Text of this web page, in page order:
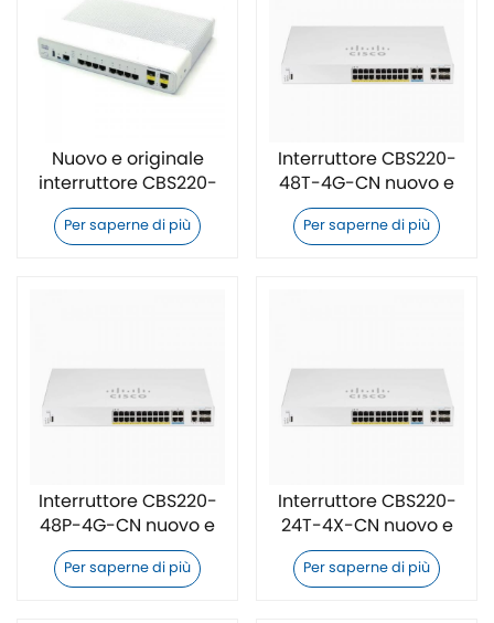
Nuovo e originale
interruttore CBS220-
24FP-4G-CN
Per saperne di più
Interruttore CBS220-
48T-4G-CN nuovo e
originale
Per saperne di più
Interruttore CBS220-
48P-4G-CN nuovo e
originale
Per saperne di più
Interruttore CBS220-
24T-4X-CN nuovo e
originale
Per saperne di più